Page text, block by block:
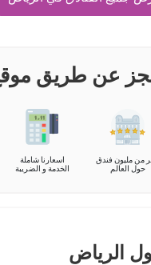
عن طريق
من مليون فندق
حول العالم
اسعارنا شاملة
الخدمة و الضريبة
الرياض